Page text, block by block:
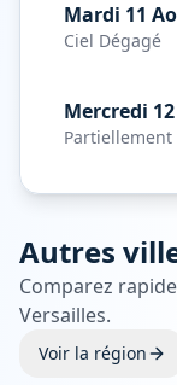
Mardi 11
Ciel Dégagé
Mercredi
Autres
Comparez
Versailles.
Voir la région